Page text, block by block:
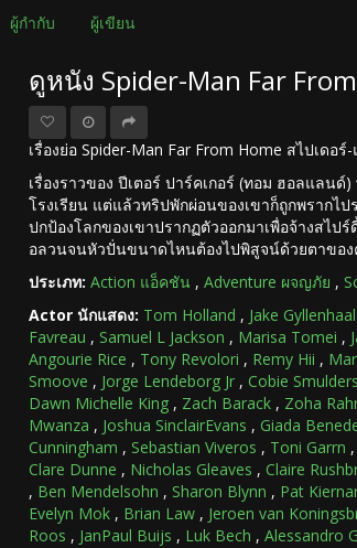
ผู้กำกับ ผู้เขียน
ดูหนัง Spider-Man Far
เรื่องย่อ Spider-Man Far From Home สไปเดอ
เรื่องราวของ ปีเตอร์ ปาร์คเกอร์ (ทอม ฮอลแลน
โรงเรียน แต่แล้วทริปพักผ่อนของเขาก็ถูกพรากไ
ปกป้องโลกของเขาปรากฏตัวออกมาเพื่อจ้างสไ
อลวนจนหัวปั่นขนาดไหนต้องไปพิสูจน์ด้วยตาของ
ประเภท: Action แอ็คชัน , Adventure ผจญภัย ,
Actor นักแสดง: Tom Holland , Jake Gyllenhaal
Favreau , Samuel L Jackson , Marisa Tomei ,
Angourie Rice , Tony Revolori , Remy Hii ,
Smoove , Jorge Lendeborg Jr , Cobie Smulders
Dawn Michelle King , Zach Barack , Zoha
Mwanza , Joshua SinclairEvans , Giada
Cunningham , Sebastian Viveros , Toni Garrn ,
Clare Dunne , Nicholas Gleaves , Claire
, Ben Mendelsohn , Sharon Blynn , Pat
Evelyn Mok , Brian Law , Jeroen van
Roos , JanPaul Buijs , Luk Bech , Alessandro